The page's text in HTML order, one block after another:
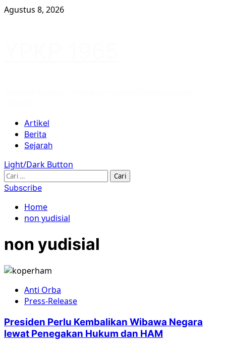
Skip
Agustus 8, 2026
Primary
Menu
Artikel
Berita
Sejarah
Light/Dark Button
Cari
untuk:
Subscribe
Home
non yudisial
non yudisial
Anti Orba
Press-Release
Presiden Perlu Kembalikan Wibawa Negara
lewat Penegakan Hukum dan HAM